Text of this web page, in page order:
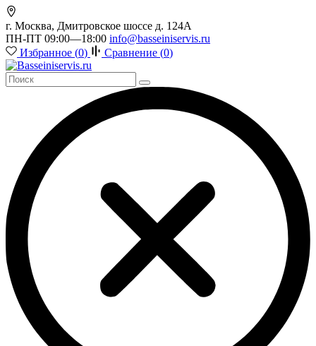
г. Москва, Дмитровское шоссе д. 124А
ПН-ПТ 09:00—18:00 info@basseiniservis.ru
Избранное (0) Сравнение (0)